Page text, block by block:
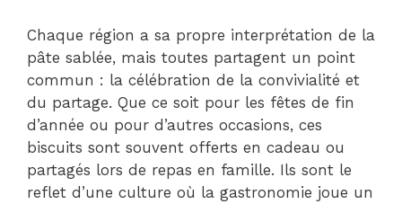
Chaque région a sa propre interprétation de la
pâte sablée, mais toutes partagent un point
commun : la célébration de la convivialité et
du partage. Que ce soit pour les fêtes de fin
d’année ou pour d’autres occasions, ces
biscuits sont souvent offerts en cadeau ou
partagés lors de repas en famille. Ils sont le
reflet d’une culture où la gastronomie joue un